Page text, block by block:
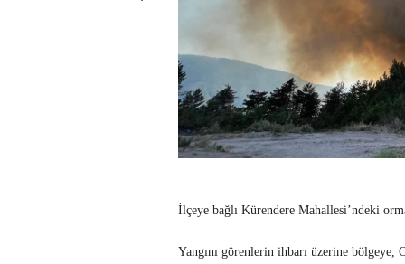
İlçeye bağlı Kürendere Mahallesi’ndeki
Yangını görenlerin ihbarı üzerine